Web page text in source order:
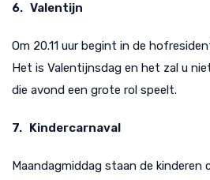
6. Valentijn
Om 20.11 uur begint in de
Het is Valentijnsdag en het zal u
die avond een grote rol speelt.
7. Kindercarnaval
Maandagmiddag staan de kinderen